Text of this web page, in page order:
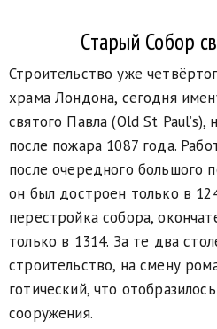
Старый Собор
Строительство уже
храма Лондона, сегодня
святого Павла (Old St Paul’s),
после пожара 1087 года.
после очередного большого
он был достроен только в
перестройка собора,
только в 1314. За те два
строительство, на смену
готический, что
сооружения.